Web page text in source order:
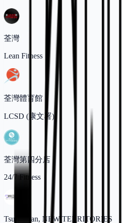
荃灣
Lean Fitness
荃灣體育館
LCSD (康文署)
荃灣第四分店
24/7 Fitness
Tsuen Wan, NEW TERRITORIES